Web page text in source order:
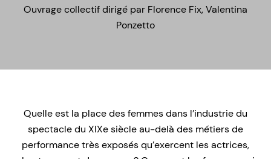
Ouvrage collectif dirigé par Florence Fix, Valentina
Ponzetto
Quelle est la place des femmes dans l’industrie du
spectacle du XIXe siècle au-delà des métiers de
performance très exposés qu’exercent les actrices,